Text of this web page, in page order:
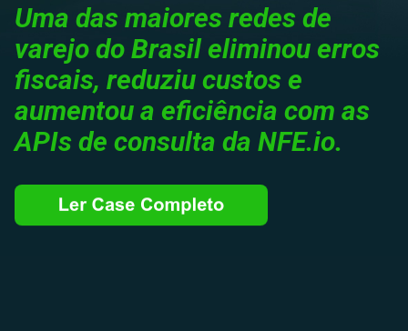
Uma das maiores redes de
varejo do Brasil eliminou erros
fiscais, reduziu custos e
aumentou a eficiência com as
APIs de consulta da NFE.io.